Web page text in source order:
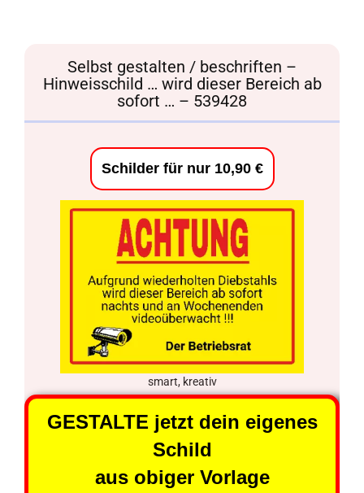
Selbst gestalten / beschriften –
Hinweisschild … wird dieser Bereich ab
sofort … – 539428
Schilder für nur 10,90 €
smart, kreativ
GESTALTE jetzt dein eigenes
Schild
aus obiger Vorlage